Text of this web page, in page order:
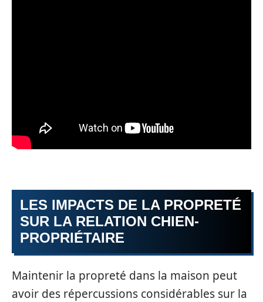
LES IMPACTS DE LA PROPRETÉ
SUR LA RELATION CHIEN-
PROPRIÉTAIRE
Maintenir la propreté dans la maison peut
avoir des répercussions considérables sur la